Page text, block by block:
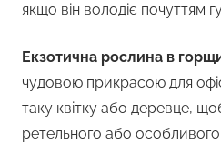
якщо він володіє почуттям
Екзотична рослина в
чудовою прикрасою для
таку квітку або деревце,
ретельного або особливого